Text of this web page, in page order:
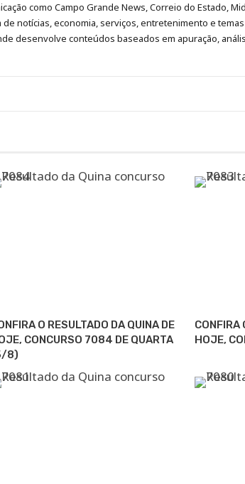
como Campo Grande News, Correio do Estado,
notícias, economia, serviços, entretenimento e
desenvolve conteúdos baseados em apuração,
O RESULTADO DA QUINA DE
CONCURSO 7084 DE QUARTA
8)
CONFIRA
HOJE,